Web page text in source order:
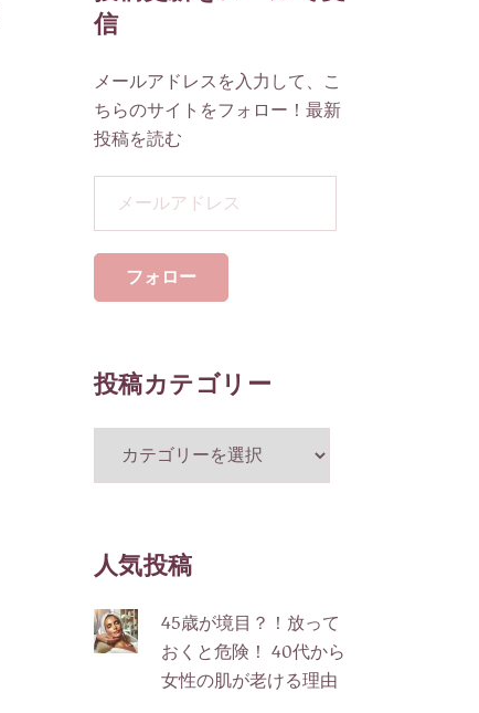
信
メールアドレスを入力して、こ
ちらのサイトをフォロー！最新
投稿を読む
ル
ド
フォロー
投稿カテゴリー
ゴ
リ
ー
人気投稿
45歳が境目？！放って
おくと危険！ 40代から
女性の肌が老ける理由